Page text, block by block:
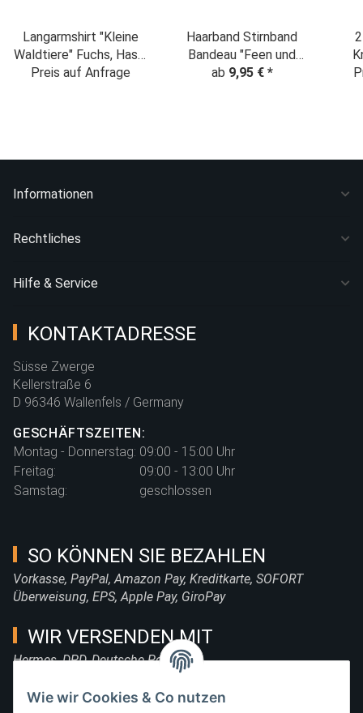
Wie wir Cookies & Co nutzen
Langarmshirt "Kleine
Waldtiere" Fuchs, Hase,
Reh & Bär creme-
Preis auf Anfrage
Haarband Stirnband
Bandeau "Feen und
Einhörner" creme
ab 9,95 € *
Informationen
Rechtliches
Hilfe & Service
KONTAKTADRESSE
Süsse Zwerge
Kellerstraße 6
D 96346 Wallenfels / Germany
GESCHÄFTSZEITEN:
Montag - Donnerstag: 09:00 - 15:00 Uhr
Freitag:
09:00 - 13:00 Uhr
Samstag:
geschlossen
SO KÖNNEN SIE BEZAHLEN
Vorkasse, PayPal, Amazon Pay, Kreditkarte, SOFORT
Überweisung, EPS, Apple Pay, GiroPay
WIR VERSENDEN MIT
Hermes, DPD, Deutsche Post, DHL
FOLGE UNS